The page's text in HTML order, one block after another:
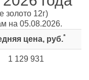
золото 12г)
на 05.08.2026.
цена, руб.*
1 129 931